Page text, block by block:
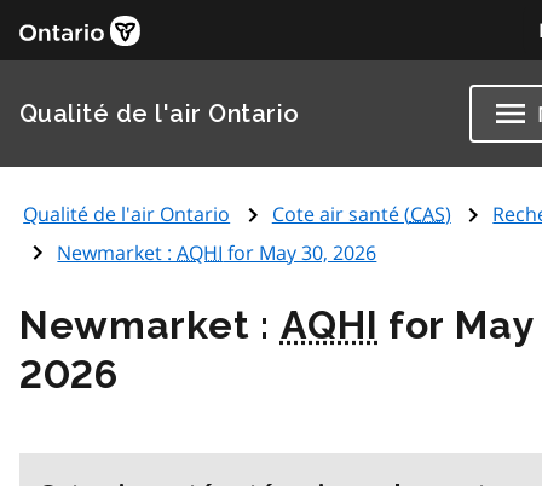
Qualité de l'air Ontario
Qualité de l'air Ontario Cote air santé (CAS)
Newmarket :AQHI for May 30, 2026
Newmarket : AQHI for
2026